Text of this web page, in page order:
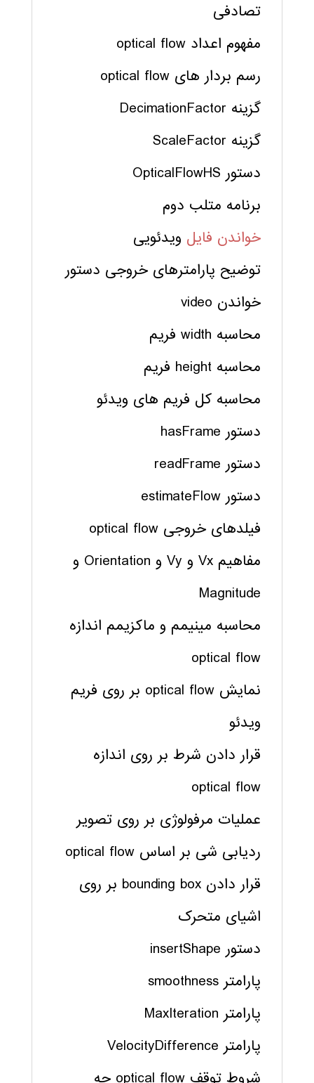
تصادفی
مفهوم اعداد optical flow
رسم بردار های optical flow
گزینه DecimationFactor
گزینه ScaleFactor
دستور OpticalFlowHS
برنامه متلب دوم
خواندن فایل ویدئویی
توضیح پارامترهای خروجی دستور
خواندن video
محاسبه width فریم
محاسبه height فریم
محاسبه کل فریم های ویدئو
دستور hasFrame
دستور readFrame
دستور estimateFlow
فیلدهای خروجی optical flow
مفاهیم Vx و Vy و Orientation و
Magnitude
محاسبه مینیمم و ماکزیمم اندازه
optical flow
نمایش optical flow بر روی فریم
ویدئو
قرار دادن شرط بر روی اندازه
optical flow
عملیات مرفولوژی بر روی تصویر
ردیابی شی بر اساس optical flow
قرار دادن bounding box بر روی
اشیای متحرک
دستور insertShape
پارامتر smoothness
پارامتر MaxIteration
پارامتر VelocityDifference